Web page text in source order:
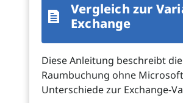
Vergleich zur
Exchange
Diese Anleitung beschreibt die
Raumbuchung ohne
Unterschiede zur Exchange-